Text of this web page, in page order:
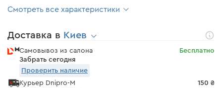
Смотреть все характеристики
Доставка в Киев
Самовывоз из салона
Забрать сегодня
Бесплатно
Проверить наличие
Курьер Dnipro-M
150 ₴